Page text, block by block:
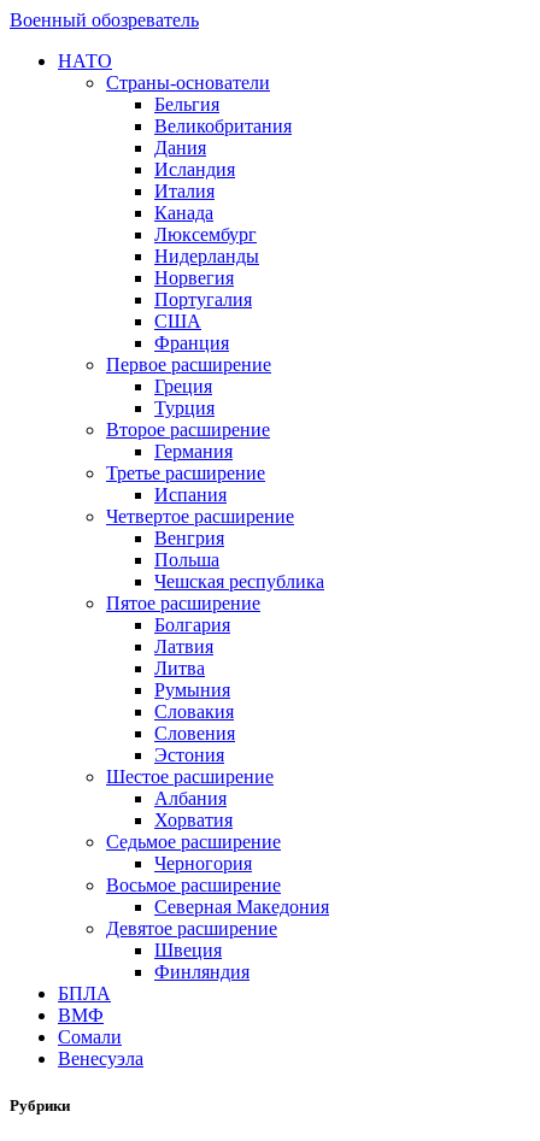
Военный обозреватель
НАТО
Страны-основатели
Бельгия
Великобритания
Дания
Исландия
Италия
Канада
Люксембург
Нидерланды
Норвегия
Португалия
США
Франция
Первое расширение
Греция
Турция
Второе расширение
Германия
Третье расширение
Испания
Четвертое расширение
Венгрия
Польша
Чешская республика
Пятое расширение
Болгария
Латвия
Литва
Румыния
Словакия
Словения
Эстония
Шестое расширение
Албания
Хорватия
Седьмое расширение
Черногория
Восьмое расширение
Северная Македония
Девятое расширение
Швеция
Финляндия
БПЛА
ВМФ
Сомали
Венесуэла
Рубрики